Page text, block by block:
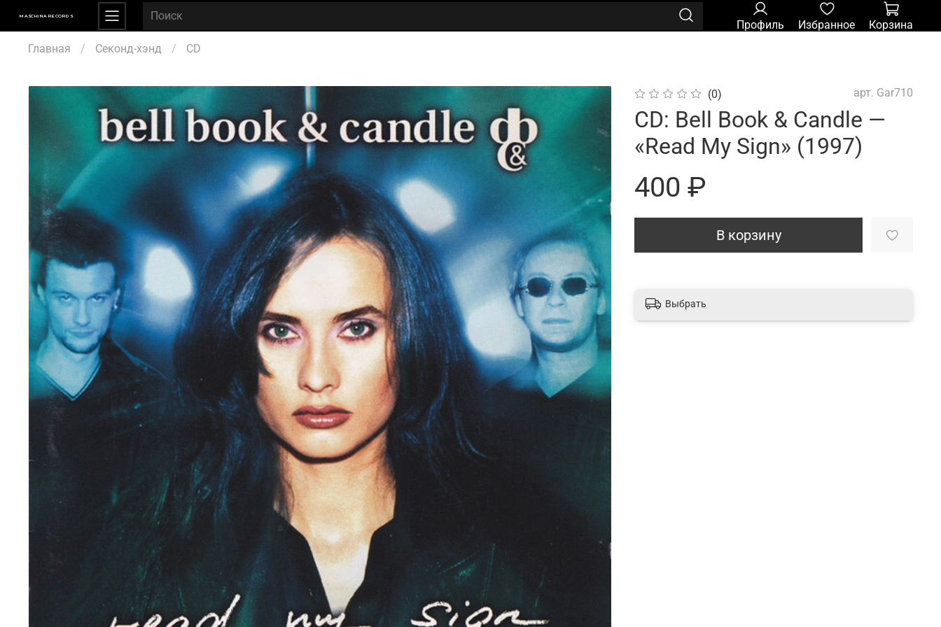
MASCHINA RECORDS
Профиль Избранное
Корзина
Главная
Секонд-хэнд CD
(0) арт. Gar710
CD: Bell Book & Candle —
«Read My Sign» (1997)
400 ₽
В корзину
Выбрать